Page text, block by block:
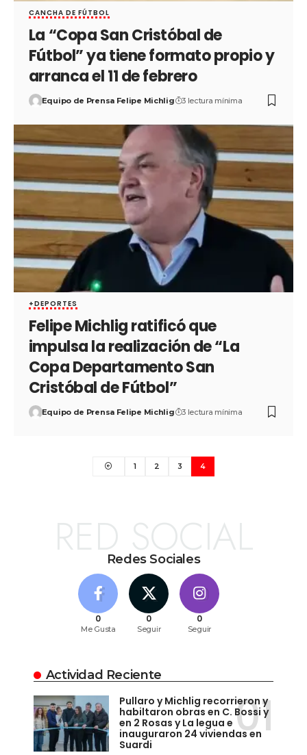
CANCHA DE FÚTBOL
La “Copa San Cristóbal de
Fútbol” ya tiene formato propio y
arranca el 11 de febrero
Equipo de Prensa Felipe Michlig 3 lectura mínima
+DEPORTES
Felipe Michlig ratificó que
impulsa la realización de “La
Copa Departamento San
Cristóbal de Fútbol”
Equipo de Prensa Felipe Michlig 3 lectura mínima
1 2 3 4
Redes Sociales
RED SOCIAL
0
Me Gusta
0
Seguir
0
Seguir
Actividad Reciente
Pullaro y Michlig recorrieron y
habiltaron obras en C. Bossi y
en 2 Rosas y La legua e
inauguraron 24 viviendas en
Suardi